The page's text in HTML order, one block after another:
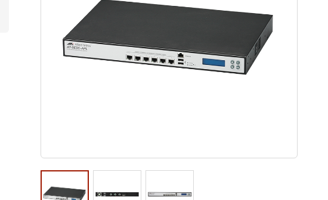
セキュリティ対策・支援 Net.CyberSecurity
SASEソリューション Allied SecureWAN